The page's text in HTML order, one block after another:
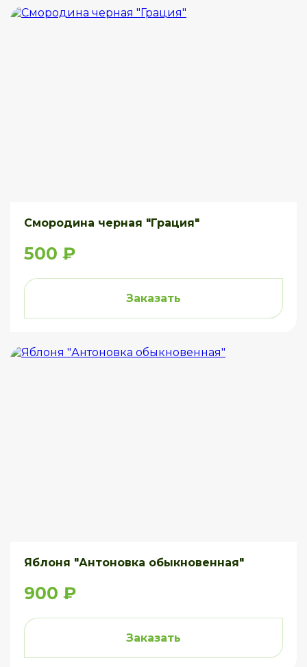
Смородина черная "Грация"
500 ₽
Заказать
Яблоня "Антоновка обыкновенная"
900 ₽
Заказать